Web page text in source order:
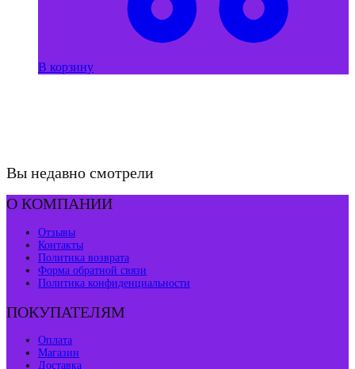
В корзину
Вы недавно смотрели
О КОМПАНИИ
Отзывы
Контакты
Политика возврата
Форма обратной связи
Политика конфиденциальности
ПОКУПАТЕЛЯМ
Оплата
Магазин
Доставка